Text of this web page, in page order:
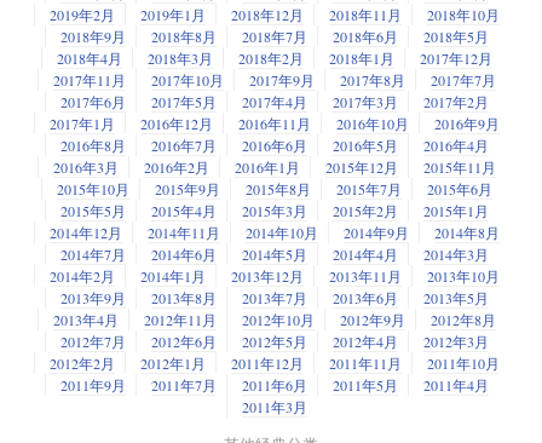
2019年2月
2019年1月 2018年12月 2018年11月
2018年10月
2018年9月
2018年8月 2018年7月 2018年6月
2018年5月
2018年4月
2018年3月 2018年2月 2018年1月
2017年12月
2017年11月
2017年10月 2017年9月 2017年8月
2017年7月
2017年6月
2017年5月 2017年4月 2017年3月
2017年2月
2017年1月
2016年12月 2016年11月 2016年10月
2016年9月
2016年8月
2016年7月 2016年6月 2016年5月
2016年4月
2016年3月
2016年2月 2016年1月 2015年12月
2015年11月
2015年10月
2015年9月 2015年8月 2015年7月
2015年6月
2015年5月
2015年4月 2015年3月 2015年2月
2015年1月
2014年12月
2014年11月 2014年10月 2014年9月
2014年8月
2014年7月
2014年6月 2014年5月 2014年4月
2014年3月
2014年2月
2014年1月 2013年12月 2013年11月
2013年10月
2013年9月
2013年8月 2013年7月 2013年6月
2013年5月
2013年4月
2012年11月 2012年10月 2012年9月
2012年8月
2012年7月
2012年6月 2012年5月 2012年4月
2012年3月
2012年2月
2012年1月 2011年12月 2011年11月
2011年10月
2011年9月
2011年7月 2011年6月 2011年5月
2011年4月
2011年3月